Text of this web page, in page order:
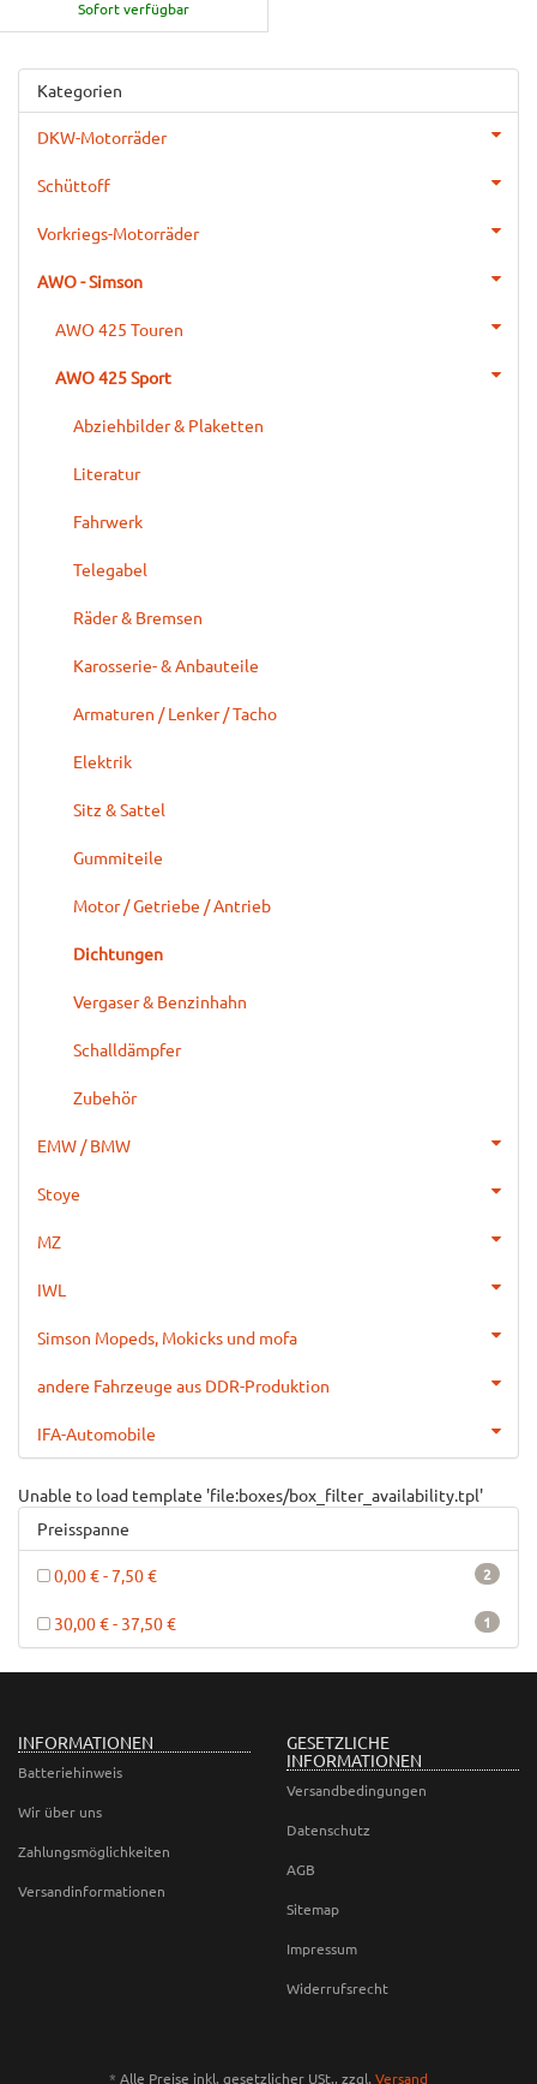
Sofort verfügbar
Kategorien
DKW-Motorräder
Schüttoff
Vorkriegs-Motorräder
AWO - Simson
AWO 425 Touren
AWO 425 Sport
Abziehbilder & Plaketten
Literatur
Fahrwerk
Telegabel
Räder & Bremsen
Karosserie- & Anbauteile
Armaturen / Lenker / Tacho
Elektrik
Sitz & Sattel
Gummiteile
Motor / Getriebe / Antrieb
Dichtungen
Vergaser & Benzinhahn
Schalldämpfer
Zubehör
EMW / BMW
Stoye
MZ
IWL
Simson Mopeds, Mokicks und mofa
andere Fahrzeuge aus DDR-Produktion
IFA-Automobile
Unable to load template 'file:boxes/box_filter_availability.tpl'
Preisspanne
2
0,00 € - 7,50 €
1
30,00 € - 37,50 €
INFORMATIONEN
Batteriehinweis
Wir über uns
Zahlungsmöglichkeiten
Versandinformationen
GESETZLICHE
INFORMATIONEN
Versandbedingungen
Datenschutz
AGB
Sitemap
Impressum
Widerrufsrecht
* Alle Preise inkl. gesetzlicher USt., zzgl. Versand